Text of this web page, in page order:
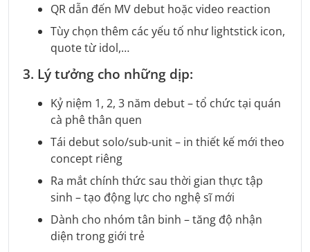
QR dẫn đến MV debut hoặc video reaction
Tùy chọn thêm các yếu tố như lightstick icon,
quote từ idol,…
3. Lý tưởng cho những dịp:
Kỷ niệm 1, 2, 3 năm debut – tổ chức tại quán
cà phê thân quen
Tái debut solo/sub-unit – in thiết kế mới theo
concept riêng
Ra mắt chính thức sau thời gian thực tập
sinh – tạo động lực cho nghệ sĩ mới
Dành cho nhóm tân binh – tăng độ nhận
diện trong giới trẻ